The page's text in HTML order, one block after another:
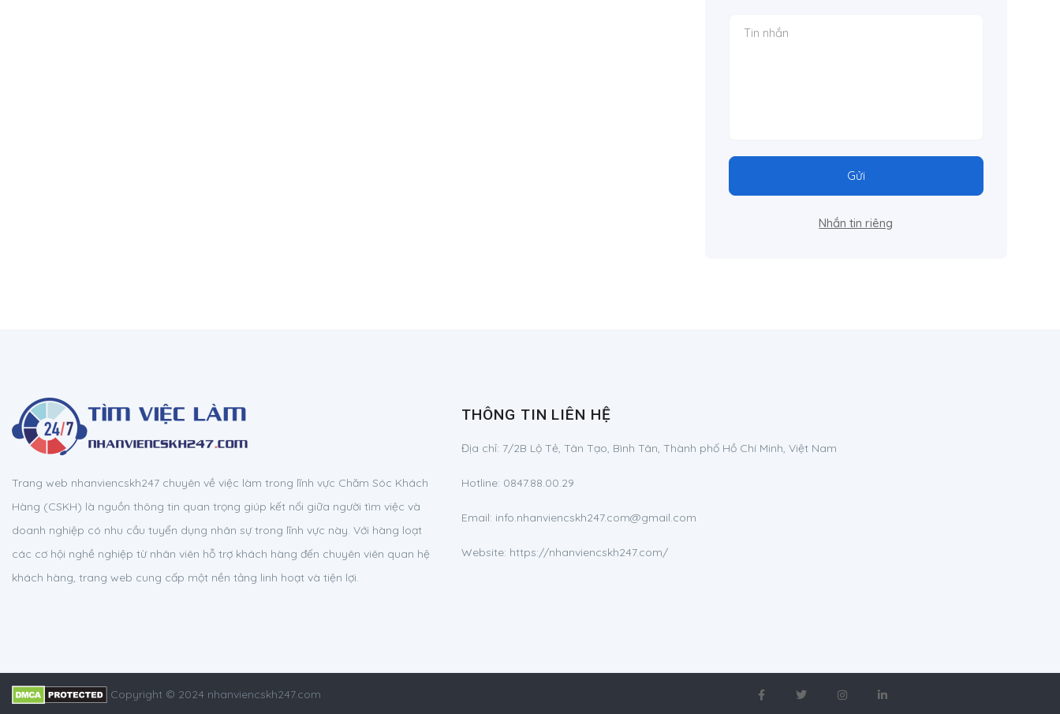
Gửi
Nhắn tin riêng
Trang web nhanviencskh247 chuyên về việc làm trong lĩnh vực Chăm Sóc Khách
Hàng (CSKH) là nguồn thông tin quan trọng giúp kết nối giữa người tìm việc và
doanh nghiệp có nhu cầu tuyển dụng nhân sự trong lĩnh vực này. Với hàng loạt
các cơ hội nghề nghiệp từ nhân viên hỗ trợ khách hàng đến chuyên viên quan hệ
khách hàng, trang web cung cấp một nền tảng linh hoạt và tiện lợi.
THÔNG TIN LIÊN HỆ
Địa chỉ: 7/2B Lộ Tẻ, Tân Tạo, Bình Tân, Thành phố Hồ Chí Minh, Việt Nam
Hotline: 0847.88.00.29
Email: info.nhanviencskh247.com@gmail.com
Website: https://nhanviencskh247.com/
Copyright © 2024 nhanviencskh247.com